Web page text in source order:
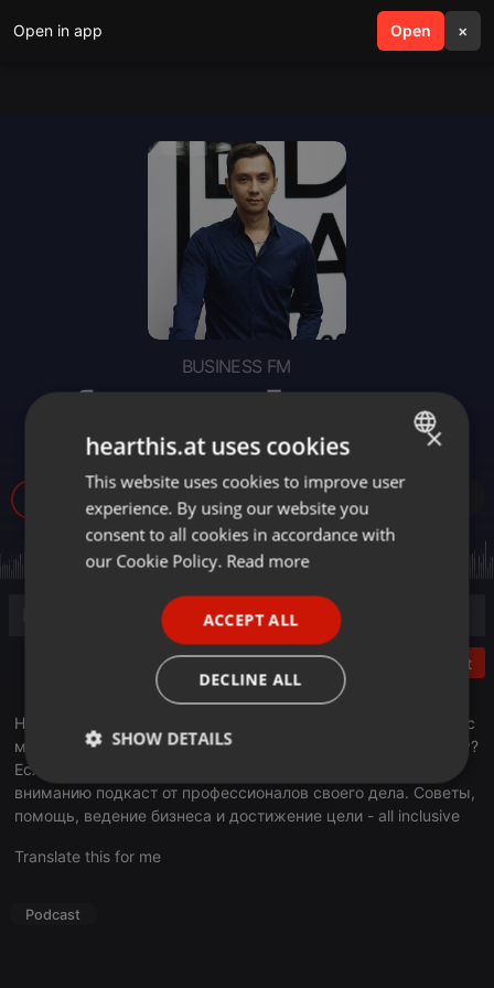
Open in app Open ×
search menu
BUSINESS FM
«Я – эксперт»: Блокировка
Instagram в России
Post
Назваться экспертом может каждый, но все ли справятся с
мощной конкуренцией? Все ли смогут продать свою услугу?
Если у вас появились сомнения, то предлагаем вашем
вниманию подкаст от профессионалов своего дела. Советы,
помощь, ведение бизнеса и достижение цели - all inclusive
Translate this for me
Podcast
ENGLISH
GERMAN
×
hearthis.at uses cookies
This website uses cookies to improve user
experience. By using our website you
consent to all cookies in accordance with
our Cookie Policy. Read more
ACCEPT ALL
DECLINE ALL
SHOW DETAILS
Strictly
necessary
Targeting Functionality